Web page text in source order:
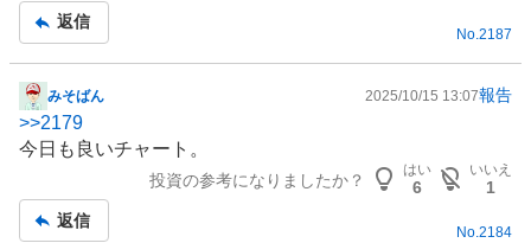
事
返信
No. 2187
掲
示
板
みそばん 2025/10/15 13:07報告
>>2179
今日も良いチャート。
投資の参考になりましたか？
はい
6
いいえ
1
返信
No.2184